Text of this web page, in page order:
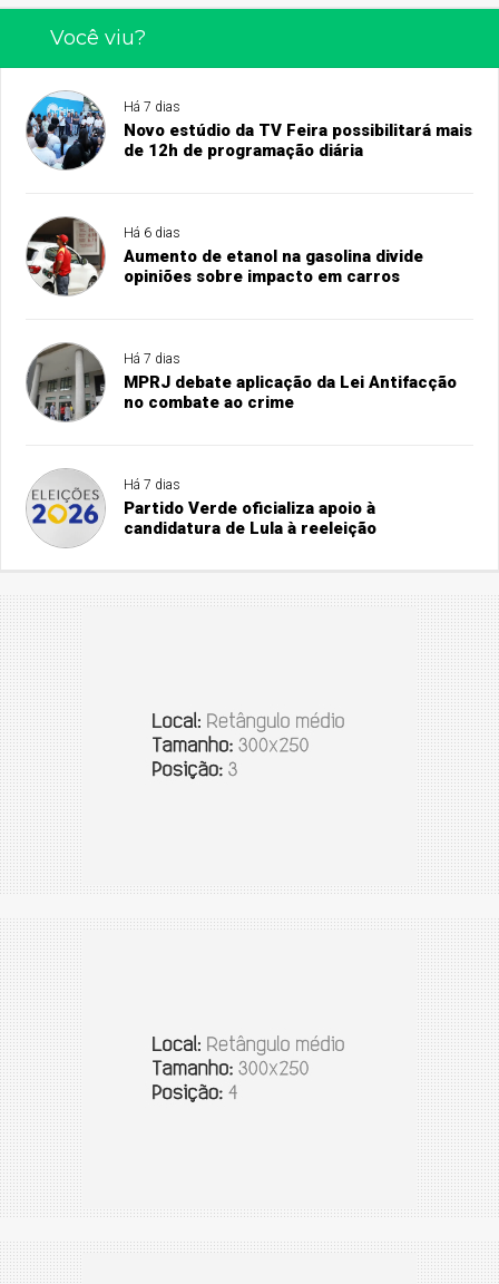
Você viu?
Há 7 dias
Novo estúdio da TV Feira possibilitará mais
de 12h de programação diária
Há 6 dias
Aumento de etanol na gasolina divide
opiniões sobre impacto em carros
Há 7 dias
MPRJ debate aplicação da Lei Antifacção
no combate ao crime
Há 7 dias
Partido Verde oficializa apoio à
candidatura de Lula à reeleição